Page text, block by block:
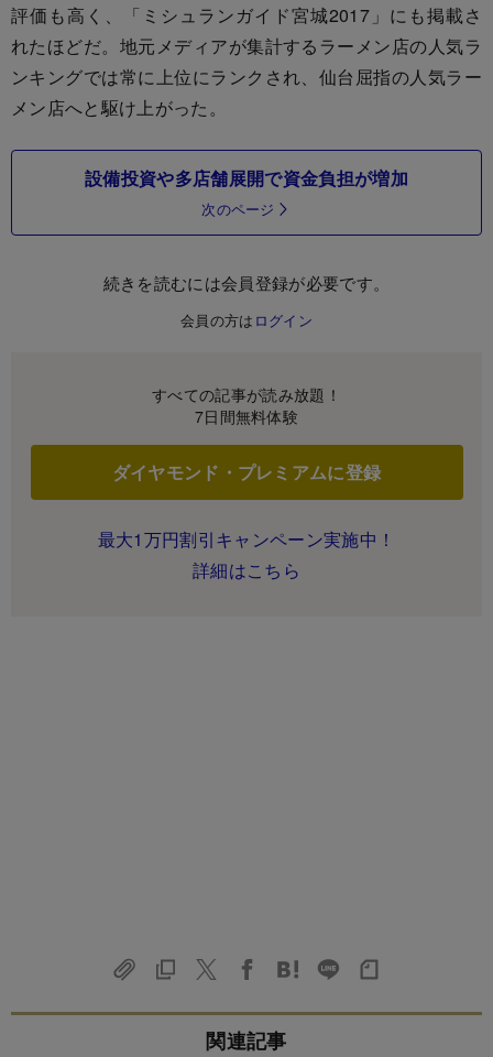
評価も高く、「ミシュランガイド宮城2017」にも掲載さ
れたほどだ。地元メディアが集計するラーメン店の人気ラ
ンキングでは常に上位にランクされ、仙台屈指の人気ラー
メン店へと駆け上がった。
設備投資や多店舗展開で資金負担が増加
次のページ
続きを読むには会員登録が必要です。
会員の方は ログイン
すべての記事が読み放題！
7日間無料体験
ダイヤモンド・プレミアムに登録
最大1万円割引キャンペーン実施中！
詳細はこちら
関連記事